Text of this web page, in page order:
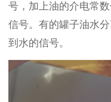
号，加上油的介电常
信号。有的罐子油水
到水的信号。